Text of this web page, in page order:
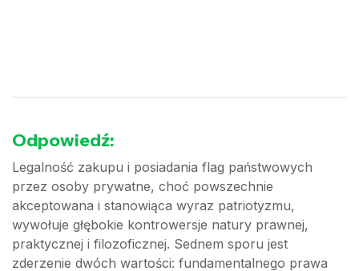
Odpowiedź:
Legalność zakupu i posiadania flag państwowych
przez osoby prywatne, choć powszechnie
akceptowana i stanowiąca wyraz patriotyzmu,
wywołuje głębokie kontrowersje natury prawnej,
praktycznej i filozoficznej. Sednem sporu jest
zderzenie dwóch wartości: fundamentalnego prawa